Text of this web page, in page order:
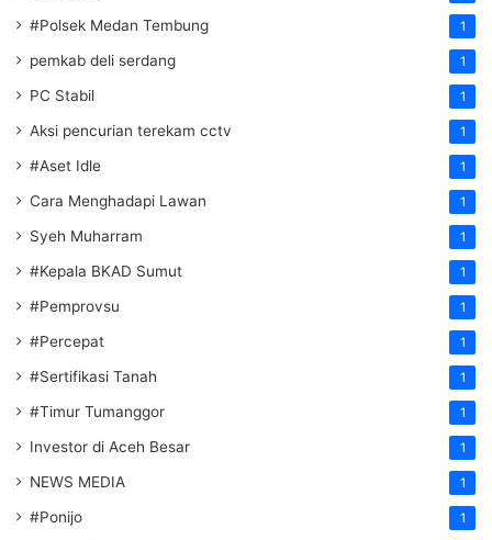
#Polsek Medan Tembung 1
pemkab deli serdang 1
PC Stabil 1
Aksi pencurian terekam cctv 1
#Aset Idle 1
Cara Menghadapi Lawan 1
Syeh Muharram 1
#Kepala BKAD Sumut 1
#Pemprovsu 1
#Percepat 1
#Sertifikasi Tanah 1
#Timur Tumanggor 1
Investor di Aceh Besar 1
NEWS MEDIA 1
#Ponijo 1